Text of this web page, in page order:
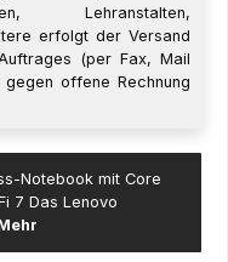
Lehranstalten,
erfolgt der Versand
(per Fax, Mail
offene Rechnung
Notebook mit Core
7 Das Lenovo